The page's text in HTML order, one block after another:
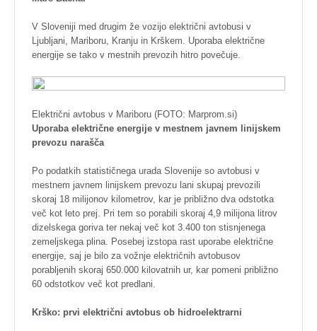
V Sloveniji med drugim že vozijo električni avtobusi v
Ljubljani, Mariboru, Kranju in Krškem. Uporaba električne
energije se tako v mestnih prevozih hitro povečuje.
Električni avtobus v Mariboru (FOTO: Marprom.si)
Uporaba električne energije v mestnem javnem linijskem
prevozu narašča
Po podatkih statističnega urada Slovenije so avtobusi v
mestnem javnem linijskem prevozu lani skupaj prevozili
skoraj 18 milijonov kilometrov, kar je približno dva odstotka
več kot leto prej. Pri tem so porabili skoraj 4,9 milijona litrov
dizelskega goriva ter nekaj več kot 3.400 ton stisnjenega
zemeljskega plina. Posebej izstopa rast uporabe električne
energije, saj je bilo za vožnje električnih avtobusov
porabljenih skoraj 650.000 kilovatnih ur, kar pomeni približno
60 odstotkov več kot predlani.
Krško: prvi električni avtobus ob hidroelektrarni